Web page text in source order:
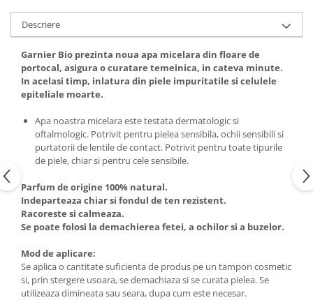
Descriere
Garnier Bio prezinta noua apa micelara din floare de
portocal, asigura o curatare temeinica, in cateva minute.
In acelasi timp, inlatura din piele impuritatile si celulele
epiteliale moarte.
Apa noastra micelara este testata dermatologic si
oftalmologic. Potrivit pentru pielea sensibila, ochii sensibili si
purtatorii de lentile de contact. Potrivit pentru toate tipurile
de piele, chiar si pentru cele sensibile.
Parfum de origine 100% natural.
Indeparteaza chiar si fondul de ten rezistent.
Racoreste si calmeaza.
Se poate folosi la demachierea fetei, a ochilor si a buzelor.
Mod de aplicare:
Se aplica o cantitate suficienta de produs pe un tampon cosmetic
si, prin stergere usoara, se demachiaza si se curata pielea. Se
utilizeaza dimineata sau seara, dupa cum este necesar.